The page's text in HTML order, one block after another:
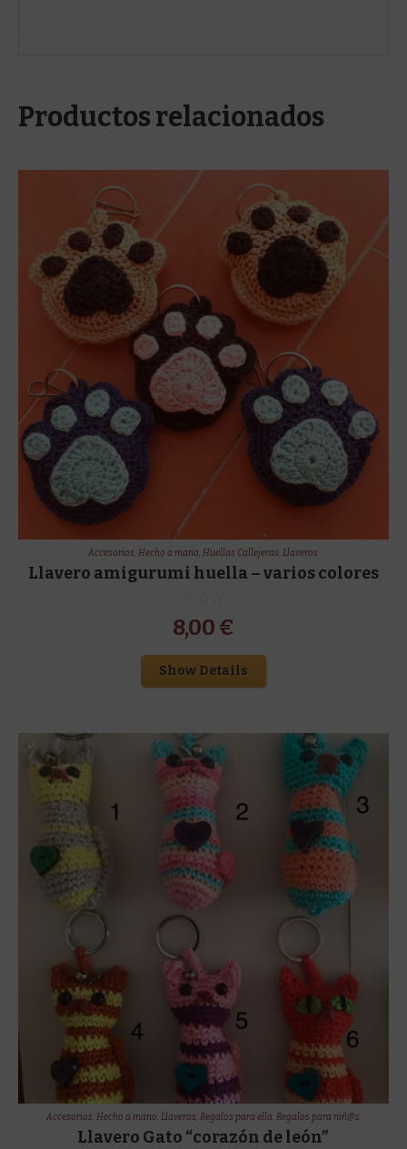
Productos relacionados
Accesorios,Hecho a mano,Huellas Callejeras,Llaveros
Llavero amigurumi huella – varios colores
8,00 €
Show Details
Accesorios,Hecho a mano,Llaveros,Regalos para ella,Regalos para niñ@s
Llavero Gato “corazón de león”